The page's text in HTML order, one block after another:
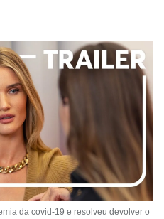
da covid-19 e resolveu devolver o